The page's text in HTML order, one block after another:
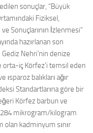
sonuçlar, “Büyük
Fiziksel,
Sonuçlarının İzlenmesi”
hazırlanan son
Nehri’nin denize
iç Körfez’i temsil eden
balıkları ağır
Standartlarına göre bir
Körfez barbun ve
mikrogram/kilogram
kadminyum sınır